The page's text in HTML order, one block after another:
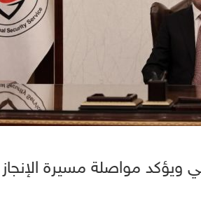
ويؤكد مواصلة مسيرة الإنجاز